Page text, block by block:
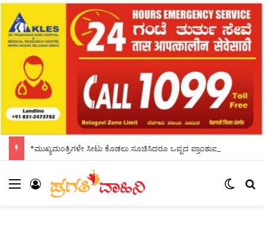
Menu Log In